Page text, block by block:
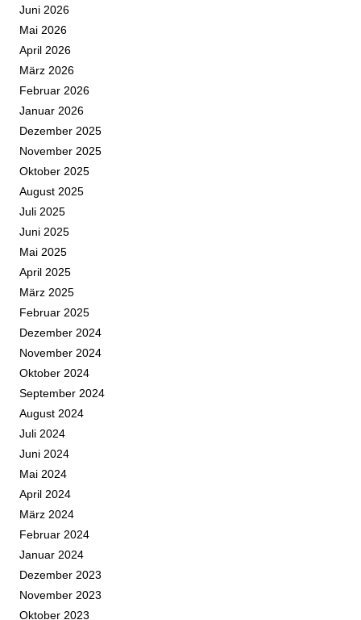
Juni 2026
Mai 2026
April 2026
März 2026
Februar 2026
Januar 2026
Dezember 2025
November 2025
Oktober 2025
August 2025
Juli 2025
Juni 2025
Mai 2025
April 2025
März 2025
Februar 2025
Dezember 2024
November 2024
Oktober 2024
September 2024
August 2024
Juli 2024
Juni 2024
Mai 2024
April 2024
März 2024
Februar 2024
Januar 2024
Dezember 2023
November 2023
Oktober 2023